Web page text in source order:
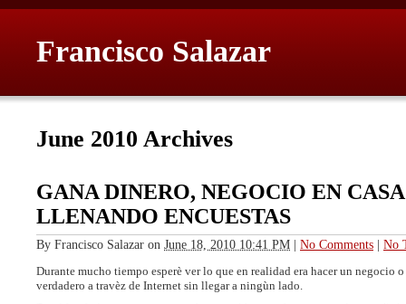
Francisco Salazar
June 2010 Archives
GANA DINERO, NEGOCIO EN CASA
LLENANDO ENCUESTAS
By Francisco Salazar on June 18, 2010 10:41 PM | No Comments | No
Durante mucho tiempo esperè ver lo que en realidad era hacer un negocio
verdadero a travèz de Internet sin llegar a ningùn lado.